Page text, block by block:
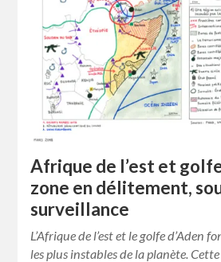
Afrique de l’est et golfe
zone en délitement,
surveillance
L’Afrique de l’est et le golfe d’Aden
les plus instables de la planète.